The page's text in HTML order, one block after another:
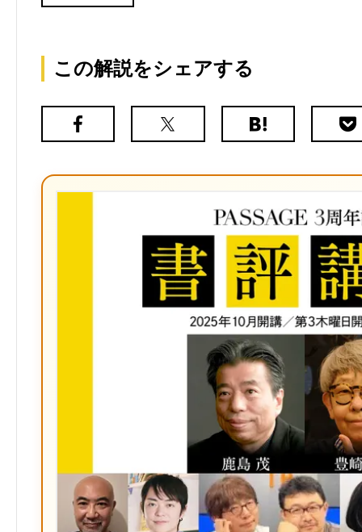
この解説をシェアする
Facebook
X（旧
は
ク
マ
ー
ク